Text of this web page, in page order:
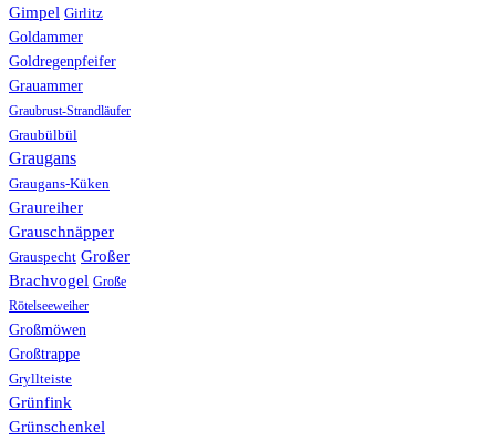
Gimpel Girlitz
Goldammer
Goldregenpfeifer
Grauammer
Graubrust-Strandläufer
Graubülbül
Graugans
Graugans-Küken
Graureiher
Grauschnäpper
Grauspecht Großer
Brachvogel Große
Rötelseeweiher
Großmöwen
Großtrappe
Gryllteiste
Grünfink
Grünschenkel